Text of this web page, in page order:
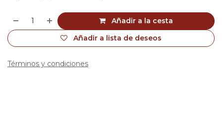
Añadir a la cesta
Añadir a lista de deseos
Términos y condiciones